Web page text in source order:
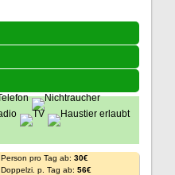
Person pro Tag ab: 30€
Doppelzi. p. Tag ab: 56€